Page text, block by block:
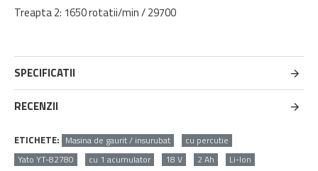
Treapta 2: 1650 rotatii/min / 29700
SPECIFICATII
RECENZII
ETICHETE: Masina de gaurit / insurubat
cu percutie
Yato YT-82780
cu 1 acumulator 18 V 2 Ah
Li-Ion